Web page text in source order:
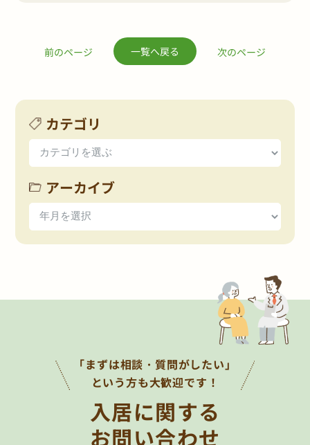
前のページ 一覧へ戻る 次のページ
カテゴリ
アーカイブ
「まずは相談・質問がしたい」
という方も大歓迎です！
入居に関する
お問い合わせ